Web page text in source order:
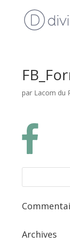
par Lacom du
Archives